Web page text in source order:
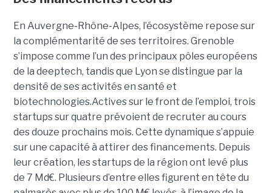
En Auvergne-Rhône-Alpes, l’écosystème repose sur
la complémentarité de ses territoires. Grenoble
s’impose comme l’un des principaux pôles européens
de la deeptech, tandis que Lyon se distingue par la
densité de ses activités en santé et
biotechnologies.Actives sur le front de l’emploi, trois
startups sur quatre prévoient de recruter au cours
des douze prochains mois. Cette dynamique s’appuie
sur une capacité à attirer des financements. Depuis
leur création, les startups de la région ont levé plus
de 7 Md€. Plusieurs d’entre elles figurent en tête du